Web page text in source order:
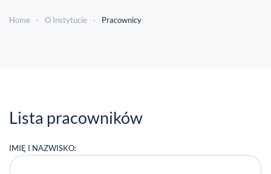
Home O Instytucie Pracownicy
Lista pracowników
IMIĘ I NAZWISKO: